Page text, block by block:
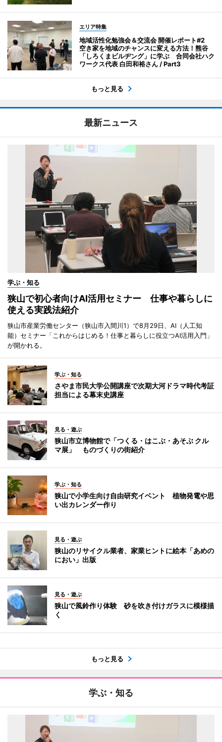
エリア特集
地域活性化勉強会＆交流会 開催レポート#2
空き家を地域のチャンスに変える方法！熊谷
「しろくまビルヂング」に学ぶ 合同会社ハク
ワークス代表 白田和裕さん / Part3
もっと見る
最新ニュース
学ぶ・知る
狭山で初心者向けAI活用セミナー 仕事や暮らしに
使える実践法紹介
狭山市産業労働センター（狭山市入間川1）で8月29日、AI（人工知
能）セミナー「これからはじめる！仕事と暮らしに役立つAI活用入門」
が開かれる。
学ぶ・知る
さやま市民大学公開講座で次期大河ドラマ時代考証
担当による幕末史講座
見る・遊ぶ
狭山市立博物館で「つくる・はこぶ・あそぶ クル
マ展」 ものづくりの街紹介
学ぶ・知る
狭山で小学生向け自由研究イベント 植物発電や思
い出カレンダー作り
見る・遊ぶ
狭山のリサイクル業者、家業ヒントに絵本「あめの
におい」出版
見る・遊ぶ
狭山で風鈴作り体験 砂を吹き付けガラスに模様描
く
もっと見る
学ぶ・知る